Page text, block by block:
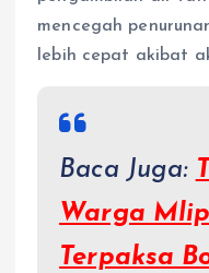
mencegah
lebih cepat akibat
Baca Juga:
Warga
Terpaksa